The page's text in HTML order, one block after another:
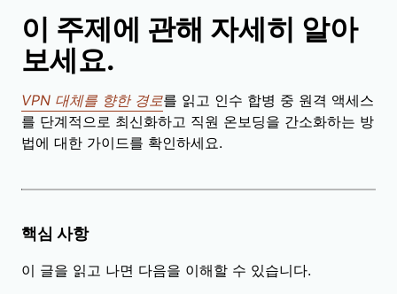
이 주제에 관해 자세히 알아
보세요.
VPN 대체를 향한 경로를 읽고 인수 합병 중 원격 액세스
를 단계적으로 최신화하고 직원 온보딩을 간소화하는 방
법에 대한 가이드를 확인하세요.
핵심 사항
이 글을 읽고 나면 다음을 이해할 수 있습니다.